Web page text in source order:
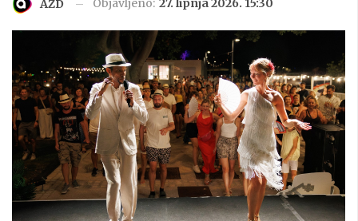
AZD Objavljeno: 27. lipnja 2026. 15:30